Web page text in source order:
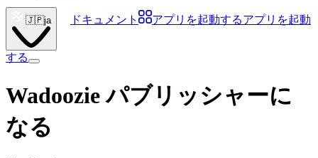
🇯🇵ja ドキュメント アプリを起動するアプリを起動
する
Wadoozie パブリッシャーに
なる